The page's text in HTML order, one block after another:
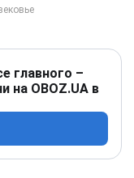
главного –
на OBOZ.UA в